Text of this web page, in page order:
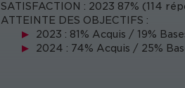
SATISFACTION : 2023 87% (114
ATTEINTE DES OBJECTIFS :
2023 : 81% Acquis / 19%
2024 : 74% Acquis / 25%